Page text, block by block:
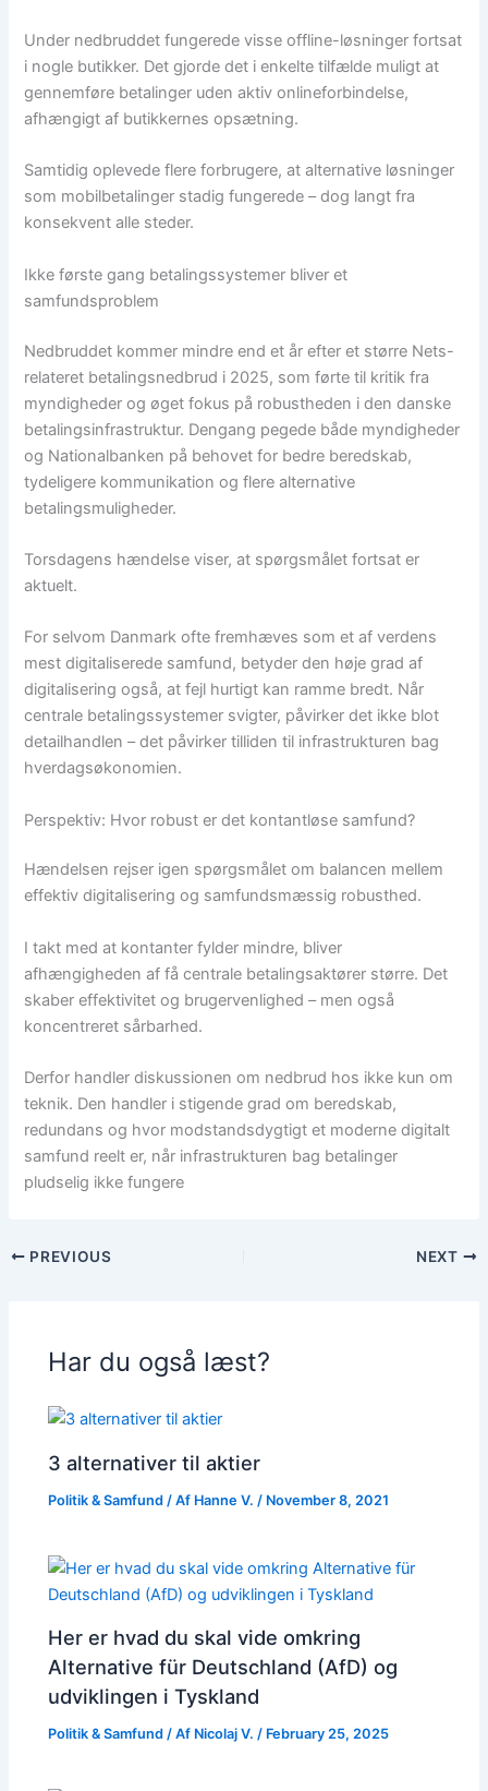
Under nedbruddet fungerede visse offline-løsninger fortsat
i nogle butikker. Det gjorde det i enkelte tilfælde muligt at
gennemføre betalinger uden aktiv onlineforbindelse,
afhængigt af butikkernes opsætning.
Samtidig oplevede flere forbrugere, at alternative løsninger
som mobilbetalinger stadig fungerede – dog langt fra
konsekvent alle steder.
Ikke første gang betalingssystemer bliver et
samfundsproblem
Nedbruddet kommer mindre end et år efter et større Nets-
relateret betalingsnedbrud i 2025, som førte til kritik fra
myndigheder og øget fokus på robustheden i den danske
betalingsinfrastruktur. Dengang pegede både myndigheder
og Nationalbanken på behovet for bedre beredskab,
tydeligere kommunikation og flere alternative
betalingsmuligheder.
Torsdagens hændelse viser, at spørgsmålet fortsat er
aktuelt.
For selvom Danmark ofte fremhæves som et af verdens
mest digitaliserede samfund, betyder den høje grad af
digitalisering også, at fejl hurtigt kan ramme bredt. Når
centrale betalingssystemer svigter, påvirker det ikke blot
detailhandlen – det påvirker tilliden til infrastrukturen bag
hverdagsøkonomien.
Perspektiv: Hvor robust er det kontantløse samfund?
Hændelsen rejser igen spørgsmålet om balancen mellem
effektiv digitalisering og samfundsmæssig robusthed.
I takt med at kontanter fylder mindre, bliver
afhængigheden af få centrale betalingsaktører større. Det
skaber effektivitet og brugervenlighed – men også
koncentreret sårbarhed.
Derfor handler diskussionen om nedbrud hos ikke kun om
teknik. Den handler i stigende grad om beredskab,
redundans og hvor modstandsdygtigt et moderne digitalt
samfund reelt er, når infrastrukturen bag betalinger
pludselig ikke fungere
PREVIOUS NEXT
Har du også læst?
3 alternativer til aktier
Politik & Samfund / Af Hanne V. / November 8, 2021
Her er hvad du skal vide omkring
Alternative für Deutschland (AfD) og
udviklingen i Tyskland
Politik & Samfund / Af Nicolaj V./ February 25, 2025